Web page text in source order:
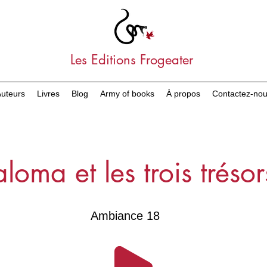
Les Editions Frogeater
Livres Blog Army of books À propos Contactez-
et les trois
Ambiance 18